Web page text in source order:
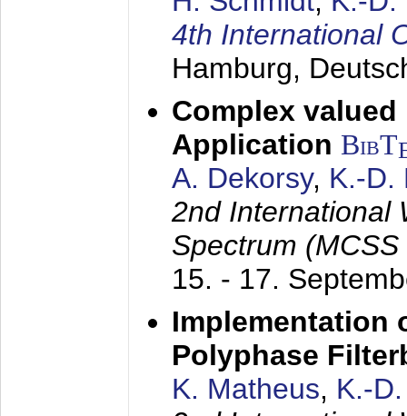
4th International
Hamburg,
Complex valued
Application BibT
A. Dekorsy, K.-D.
2nd International
Spectrum
15. - 17.
Implementation
Polyphase
K. Matheus, K.-